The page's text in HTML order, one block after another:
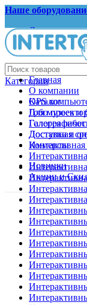
Наше
Документы
Запрос КП
Категории
OPS
Гобо
Доступная
Иммерсивная
Главная
О компании
Каталог
Для музеев и
Галерея работ
Доставка и
Контакты
Новинки
Акции и